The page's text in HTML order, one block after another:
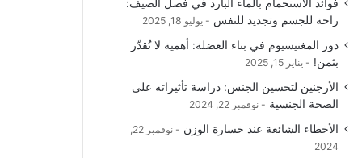
فوائد الاستحمام بالماء البارد في فصل الصيف:
راحة للجسم وتجديد للنفس
يوليو 18, 2025
دور المغنيسيوم في بناء العضلة: أهمية لا تُقدّر
بثمن!
يناير 15, 2025
الأرجنين لتحسين الجنس: دراسة تأثيراته على
الصحة الجنسية
نوفمبر 22, 2024
الأخطاء الشائعة عند خسارة الوزن
نوفمبر 22,
2024